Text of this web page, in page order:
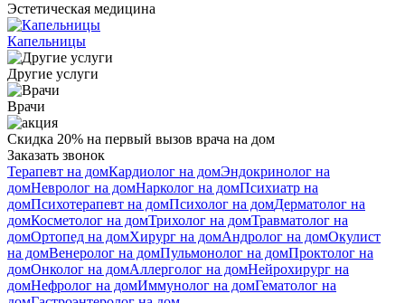
Эстетическая медицина
Капельницы
Другие услуги
Врачи
Скидка 20% на первый вызов врача на дом
Заказать звонок
Терапевт на домКардиолог на домЭндокринолог на
домНевролог на домНарколог на домПсихиатр на
домПсихотерапевт на домПсихолог на домДерматолог на
домКосметолог на домТрихолог на домТравматолог на
домОртопед на домХирург на домАндролог на домОкулист
на домВенеролог на домПульмонолог на домПроктолог на
домОнколог на домАллерголог на домНейрохирург на
домНефролог на домИммунолог на домГематолог на